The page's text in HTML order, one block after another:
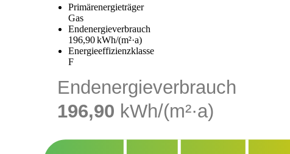
Primärenergieträger
Gas
Endenergie­verbrauch
196,90 kWh/(m²·a)
Energie­effizienz­klasse
F
Endenergieverbrauch
196,90 kWh/(m²·a)